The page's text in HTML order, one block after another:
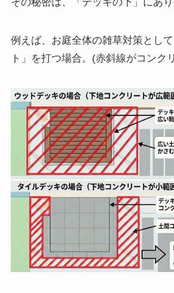
例えば、お庭全体の雑草対策とし
ト」を打つ場合。(赤斜線がコンク